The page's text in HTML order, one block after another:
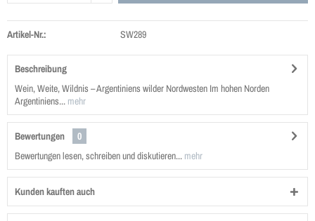
Artikel-Nr.: SW289
Beschreibung
Wein, Weite, Wildnis – Argentiniens wilder Nordwesten Im hohen Norden
Argentiniens... mehr
Bewertungen
0
Bewertungen lesen, schreiben und diskutieren... mehr
Kunden kauften auch